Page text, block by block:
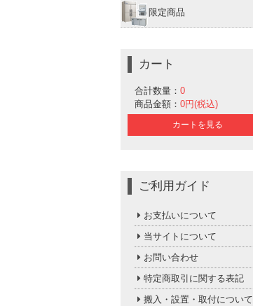
限定商品
カート
合計数量： 0
商品金額： 0円(税込)
カートを見る
ご利用ガイド
お支払いについて
当サイトについて
お問い合わせ
特定商取引に関する表記
搬入・設置・取付について